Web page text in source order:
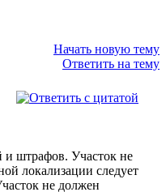
Начать новую тему
Ответить на тему
и штрафов. Участок не
локализации следует
не должен